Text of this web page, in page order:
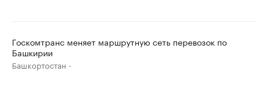
Госкомтранс меняет маршрутную сеть перевозок по
Башкирии
Башкортостан